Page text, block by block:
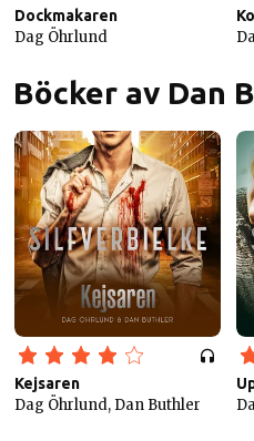
Dockmakaren
Dag Öhrlund
Böcker av Dan
Kejsaren
Dag Öhrlund, Dan Buthler